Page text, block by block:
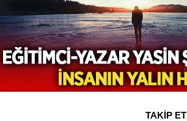
TAKİP ET